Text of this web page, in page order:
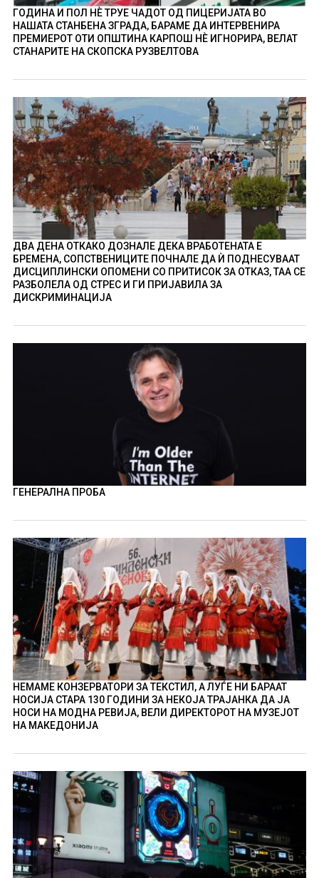
ГОДИНА И ПОЛ НÈ ТРУЕ ЧАДОТ ОД ПИЦЕРИЈАТА ВО
НАШАТА СТАНБЕНА ЗГРАДА, БАРАМЕ ДА ИНТЕРВЕНИРА
ПРЕМИЕРОТ ОТИ ОПШТИНА КАРПОШ НÈ ИГНОРИРА, ВЕЛАТ
СТАНАРИТЕ НА СКОПСКА РУЗВЕЛТОВА
ДВА ДЕНА ОТКАКО ДОЗНАЛЕ ДЕКА ВРАБОТЕНАТА Е
БРЕМЕНА, СОПСТВЕНИЦИТЕ ПОЧНАЛЕ ДА Ѝ ПОДНЕСУВААТ
ДИСЦИПЛИНСКИ ОПОМЕНИ СО ПРИТИСОК ЗА ОТКАЗ, ТАА СЕ
РАЗБОЛЕЛА ОД СТРЕС И ГИ ПРИЈАВИЛА ЗА
ДИСКРИМИНАЦИЈА
ГЕНЕРАЛНА ПРОБА
НЕМАМЕ КОНЗЕРВАТОРИ ЗА ТЕКСТИЛ, А ЛУЃЕ НИ БАРААТ
НОСИЈА СТАРА 130 ГОДИНИ ЗА НЕКОЈА ТРАЈАНКА ДА ЈА
НОСИ НА МОДНА РЕВИЈА, ВЕЛИ ДИРЕКТОРОТ НА МУЗЕЈОТ
НА МАКЕДОНИЈА